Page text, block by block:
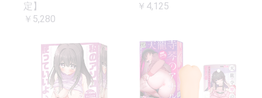
定】
￥5,280
￥4,125